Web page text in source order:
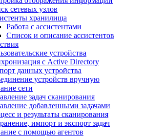
сетевых узлов
хранилища
Работа с ассистентами
Список и описание ассистентов
устройства
с Active Directory
данных устройства
устройств вручную
сети
задач сканирования
добавленными задачами
и результаты сканирования
импорт и экспорт задач
с помощью агентов